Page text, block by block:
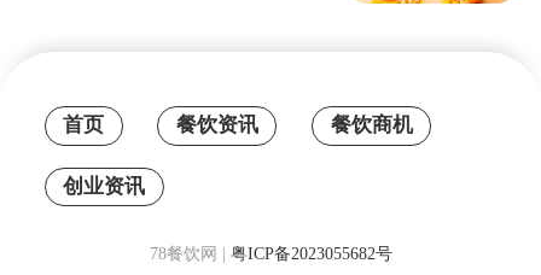
首页 餐饮资讯 餐饮商机
创业资讯
78餐饮网 | 粤ICP备2023055682号